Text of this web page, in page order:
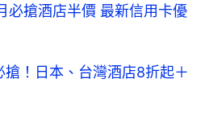
搶酒店半價 最新信用卡優
！日本、台灣酒店8折起＋